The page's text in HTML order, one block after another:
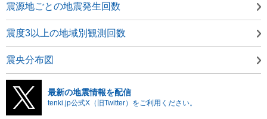
震源地ごとの地震発生回数
震度3以上の地域別観測回数
震央分布図
最新の地震情報を配信
tenki.jp公式X（旧Twitter）をご利用ください。